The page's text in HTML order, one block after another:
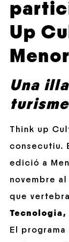
Up
Una
Think up
consecutiu.
edició a
novembre al
que
El